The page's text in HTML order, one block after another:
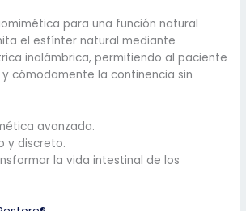
para una función natural
el esfínter natural mediante
inalámbrica, permitiendo al paciente
cómodamente la continencia sin
avanzada.
y discreto.
la vida intestinal de los